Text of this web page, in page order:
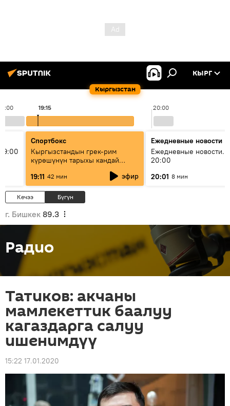
Кыргызстан
КЫРГ
20:00
19:15
Спортбокс
Кыргызстандын грек-рим
күрөшүнүн тарыхы кандай
19:11 42 мин эфир
Ежедневные новости
Ежедневные новости.
20:00
20:01 8 мин
Кечээ Бүгүн
г. Бишкек 89.3
Радио
Татиков: акчаны
мамлекеттик баалуу
кагаздарга салуу
ишенимдүү
15:22 17.01.2020